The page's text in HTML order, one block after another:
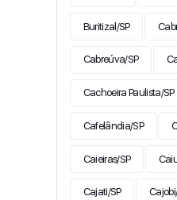
Buritizal/SP
Cabreúva/SP
Cachoeira Paulista/SP
Cafelândia/SP
Caieiras/SP
Cajati/SP